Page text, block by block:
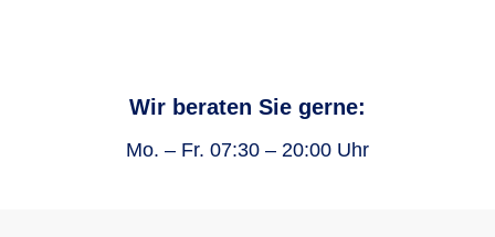
Wir beraten Sie gerne:
Mo. – Fr. 07:30 – 20:00 Uhr